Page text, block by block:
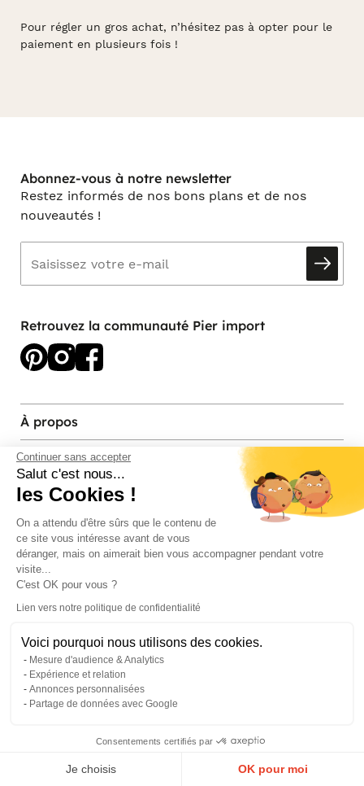
Continuer sans accepter
Salut c'est nous...
les Cookies !
On a attendu d'être sûrs que le contenu de
ce site vous intéresse avant de vous
déranger, mais on aimerait bien vous accompagner pendant votre
visite...
C'est OK pour vous ?
Lien vers notre politique de confidentialité
Voici pourquoi nous utilisons des cookies.
Mesure d'audience & Analytics
Expérience et relation
Annonces personnalisées
Partage de données avec Google
Consentements certifiés par
Je choisis OK pour moi
0
Favoris Compte
Pour régler un gros achat, n’hésitez pas à opter pour le
paiement en plusieurs fois !
Abonnez-vous à notre newsletter
Restez informés de nos bons plans et de nos
nouveautés !
Retrouvez la communauté Pier import
À propos
Services et contact
Magasins et Showrooms
Modes de paiement acceptés
© Pier Import2026